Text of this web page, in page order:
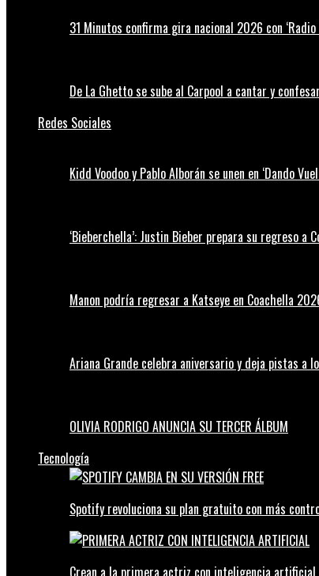
31 Minutos confirma gira nacional 2026 con ‘Radio
De La Ghetto se sube al Carpool a cantar y confesar
Redes Sociales
Kidd Voodoo y Pablo Alborán se unen en ‘Dando
‘Bieberchella’: Justin Bieber prepara su regreso a
Manon podría regresar a Katseye en Coachella
Ariana Grande celebra aniversario y deja pistas a
OLIVIA RODRIGO ANUNCIA SU TERCER ÁLBUM
Tecnología
Spotify revoluciona su plan gratuito con más
Crean a la primera actriz con inteligencia artificial